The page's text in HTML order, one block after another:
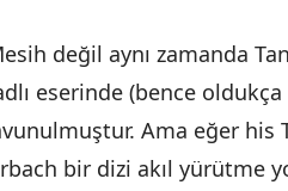
değil aynı zamanda
eserinde (bence oldukça
Ama eğer his
bir dizi akıl yürütme